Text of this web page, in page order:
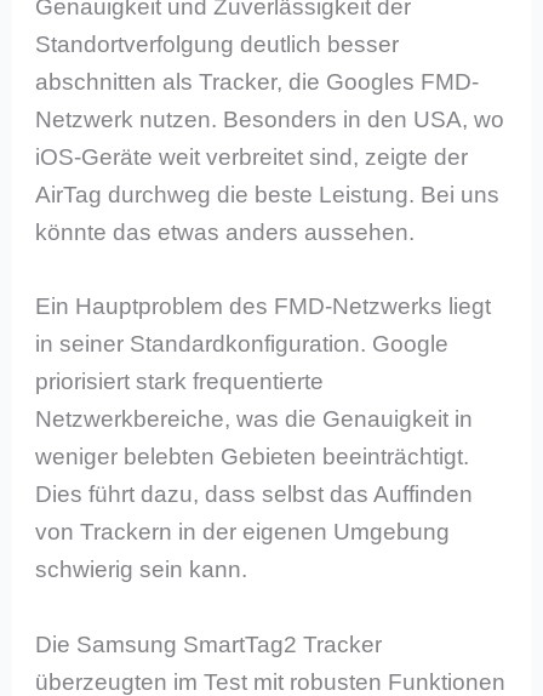
Genauigkeit und Zuverlässigkeit der
Standortverfolgung deutlich besser
abschnitten als Tracker, die Googles FMD-
Netzwerk nutzen. Besonders in den USA, wo
iOS-Geräte weit verbreitet sind, zeigte der
AirTag durchweg die beste Leistung. Bei uns
könnte das etwas anders aussehen.
Ein Hauptproblem des FMD-Netzwerks liegt
in seiner Standardkonfiguration. Google
priorisiert stark frequentierte
Netzwerkbereiche, was die Genauigkeit in
weniger belebten Gebieten beeinträchtigt.
Dies führt dazu, dass selbst das Auffinden
von Trackern in der eigenen Umgebung
schwierig sein kann.
Die Samsung SmartTag2 Tracker
überzeugten im Test mit robusten Funktionen